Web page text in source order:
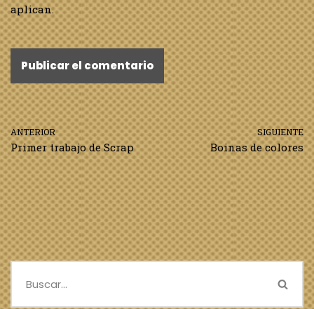
aplican.
ANTERIOR
Primer trabajo de Scrap
SIGUIENTE
Boinas de colores